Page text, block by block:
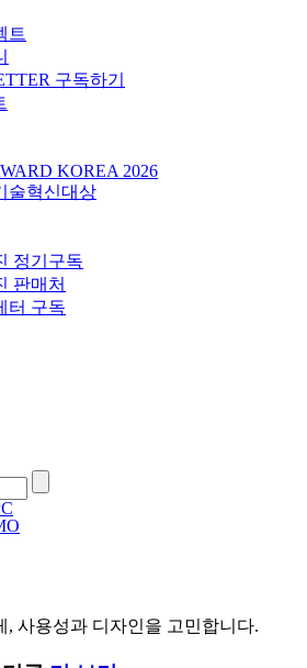
트
구독하기
KOREA 2026
술혁신대상
정기구독
판매처
터 구독
, 사용성과 디자인을 고민합니다.